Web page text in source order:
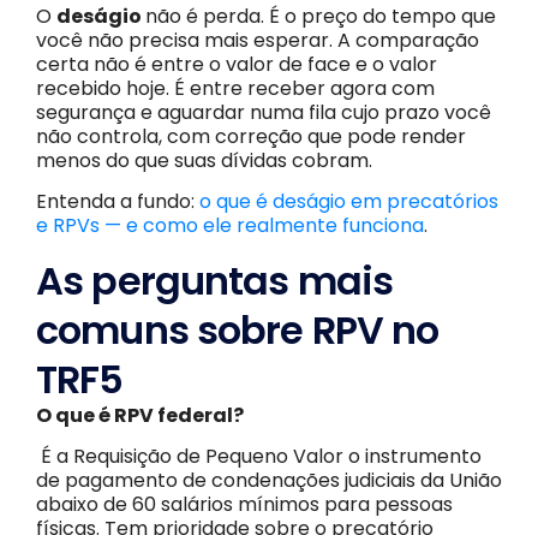
O deságio não é perda. É o preço do tempo que
você não precisa mais esperar. A comparação
certa não é entre o valor de face e o valor
recebido hoje. É entre receber agora com
segurança e aguardar numa fila cujo prazo você
não controla, com correção que pode render
menos do que suas dívidas cobram.
Entenda a fundo: o que é deságio em precatórios
e RPVs — e como ele realmente funciona.
As perguntas mais
comuns sobre RPV no
TRF5
O que é RPV federal?
É a Requisição de Pequeno Valor o instrumento
de pagamento de condenações judiciais da União
abaixo de 60 salários mínimos para pessoas
físicas. Tem prioridade sobre o precatório